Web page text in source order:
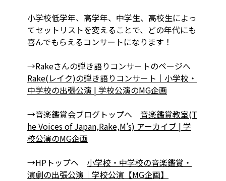
小学校低学年、高学年、中学生、高校生によっ
てセットリストを変えることで、どの年代にも
喜んでもらえるコンサートになります！
→Rakeさんの弾き語りコンサートのページへ
Rake(レイク)の弾き語りコンサート｜小学校・
中学校の出張公演 | 学校公演のMG企画
→音楽鑑賞会ブログトップへ 音楽鑑賞教室(T
he Voices of Japan,Rake,M’s) アーカイブ | 学
校公演のMG企画
→HPトップへ 小学校・中学校の音楽鑑賞・
演劇の出張公演｜学校公演【MG企画】